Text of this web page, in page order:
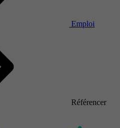
Emploi
Référencer